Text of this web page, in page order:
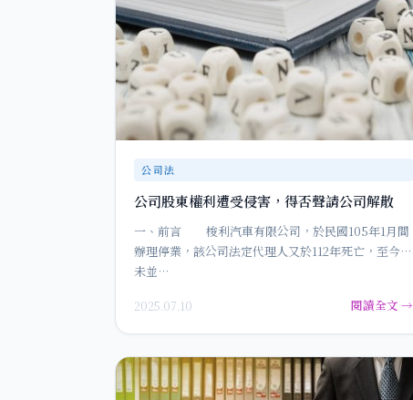
公司法
公司股東權利遭受侵害，得否聲請公司解散
一、前言 梭利汽車有限公司，於民國105年1月間
辦理停業，該公司法定代理人又於112年死亡，至今仍
未並…
2025.07.10 閱讀全文 →